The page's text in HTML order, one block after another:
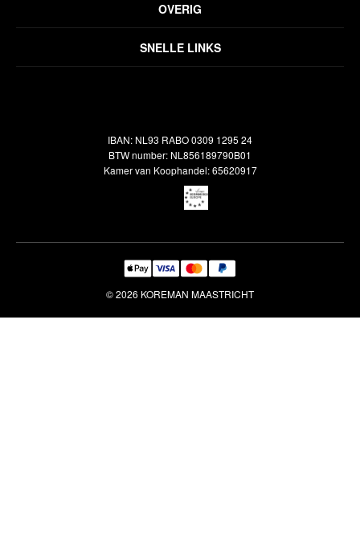
SNELLE LINKS
OVERIG
Inspiratie
Veelgestelde vragen
Disclaimer
Verzendbeleid
IBAN: NL93 RABO 0309 1295 24
BTW number: NL856189790B01
Kamer van Koophandel: 65620917
© 2026 KOREMAN MAASTRICHT